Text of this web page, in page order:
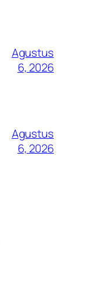
Agustus
6, 2026
Agustus
6, 2026